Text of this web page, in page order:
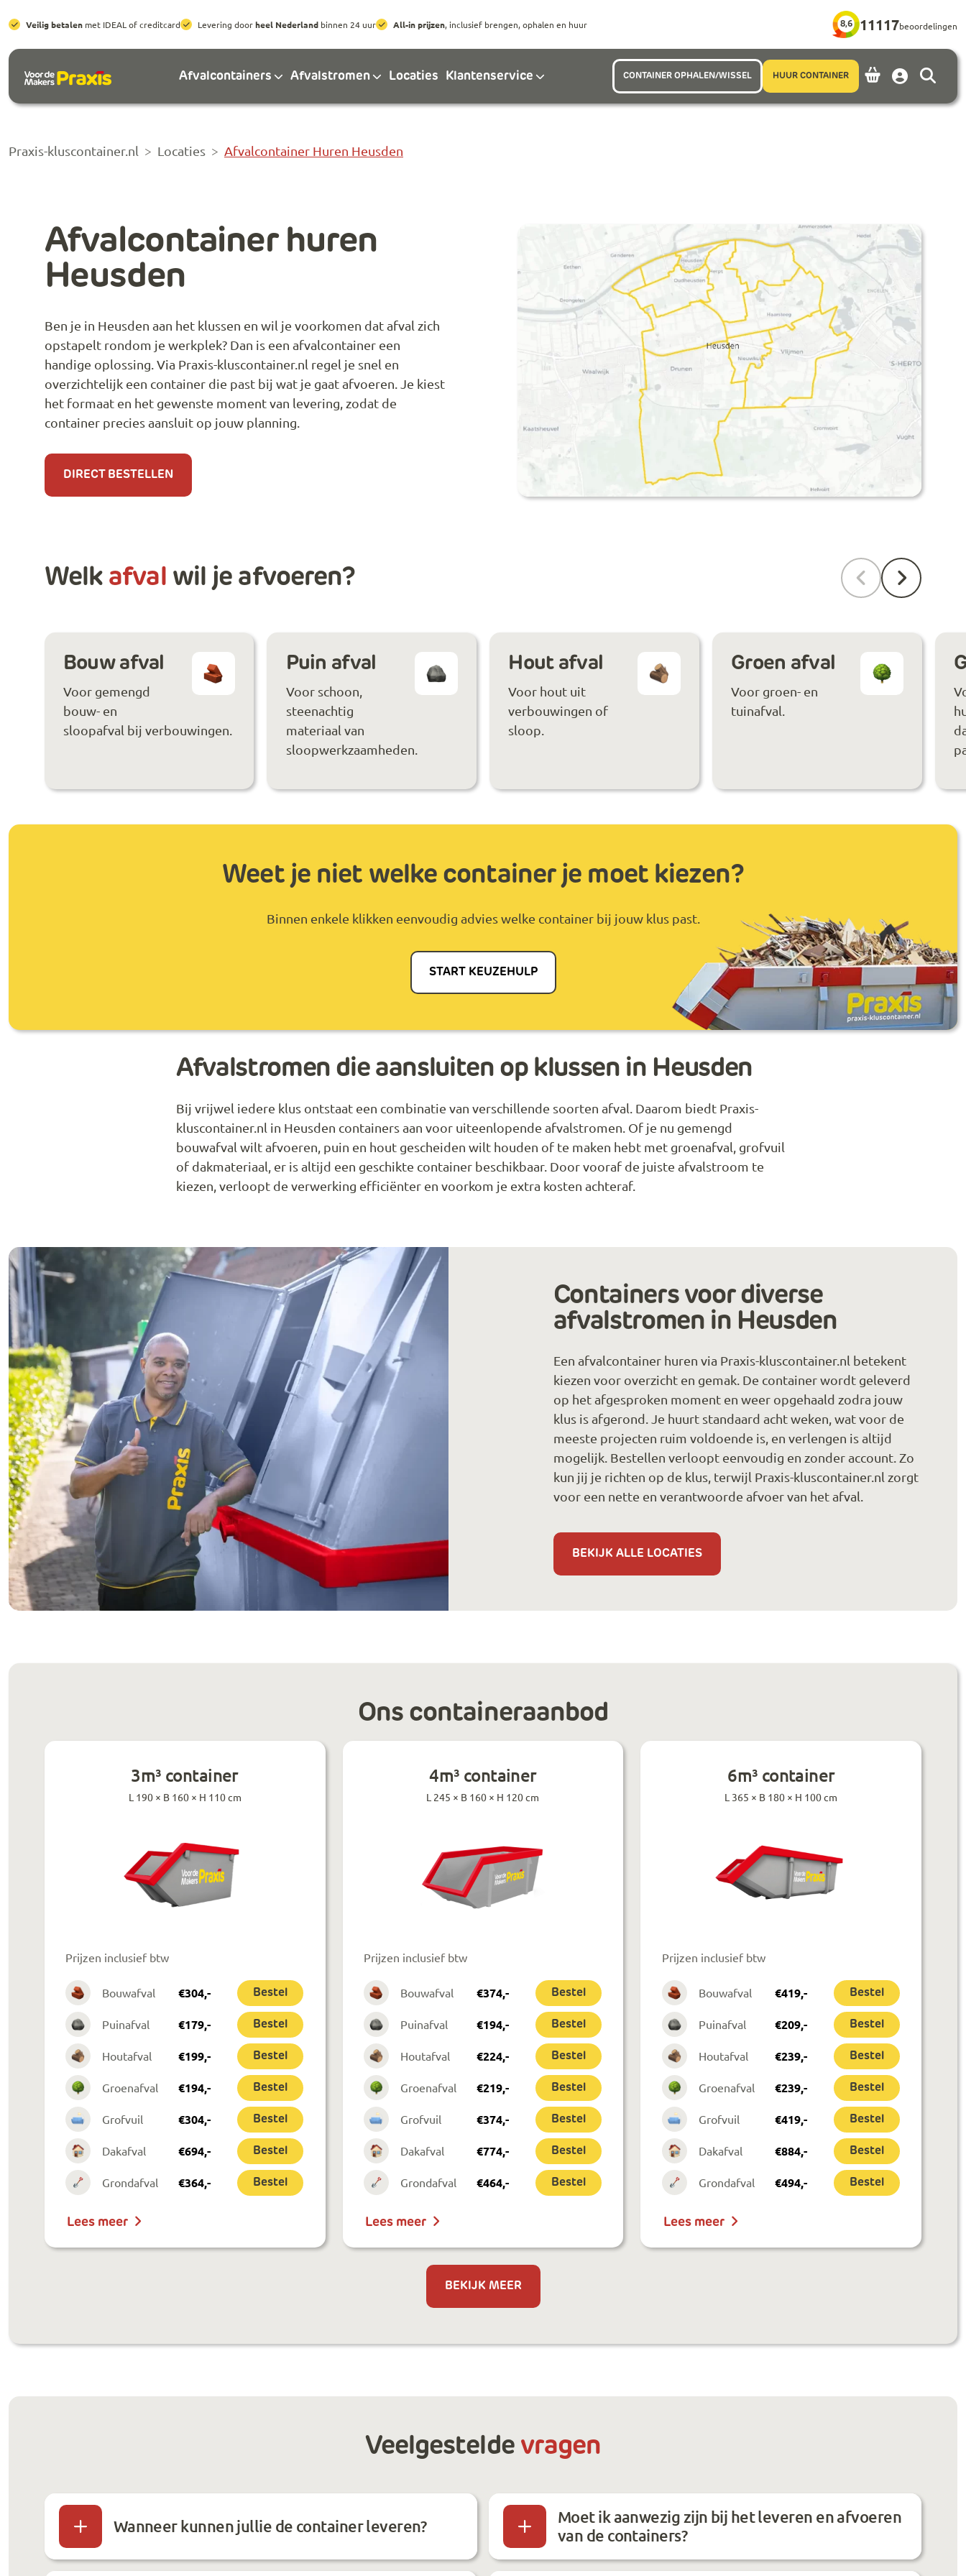
Veilig betalen met IDEAL of creditcard Levering doorheel Nederland binnen 24 uur All-in prijzen, inclusief brengen, ophalen en huur 8,6 11117beoordelingen
Afvalcontainers Afvalstromen Locaties Klantenservice CONTAINER OPHALEN/WISSEL HUUR CONTAINER Account
Praxis-kluscontainer.nl Locaties Afvalcontainer Huren Heusden
Afvalcontainer huren
Heusden
Ben je in Heusden aan het klussen en wil je voorkomen dat afval zich
opstapelt rondom je werkplek? Dan is een afvalcontainer een
handige oplossing. Via Praxis-kluscontainer.nl regel je snel en
overzichtelijk een container die past bij wat je gaat afvoeren. Je kiest
het formaat en het gewenste moment van levering, zodat de
container precies aansluit op jouw planning.
DIRECT BESTELLEN
Welk afval wil je afvoeren?
Bouw afval
Voor gemengd
bouw- en
sloopafval bij verbouwingen.
Puin afval
Voor schoon,
steenachtig
materiaal van
sloopwerkzaamheden.
Hout afval
Voor hout uit
verbouwingen of
sloop.
Groen afval
Voor groen- en
tuinafval.
Weet je niet welke container je moet kiezen?
Binnen enkele klikken eenvoudig advies welke container bij jouw klus past.
START KEUZEHULP
Afvalstromen die aansluiten op klussen in Heusden
Bij vrijwel iedere klus ontstaat een combinatie van verschillende soorten afval. Daarom biedt Praxis-
kluscontainer.nl in Heusden containers aan voor uiteenlopende afvalstromen. Of je nu gemengd
bouwafval wilt afvoeren, puin en hout gescheiden wilt houden of te maken hebt met groenafval, grofvuil
of dakmateriaal, er is altijd een geschikte container beschikbaar. Door vooraf de juiste afvalstroom te
kiezen, verloopt de verwerking efficiënter en voorkom je extra kosten achteraf.
Containers voor diverse
afvalstromen in Heusden
Een afvalcontainer huren via Praxis-kluscontainer.nl betekent
kiezen voor overzicht en gemak. De container wordt geleverd
op het afgesproken moment en weer opgehaald zodra jouw
klus is afgerond. Je huurt standaard acht weken, wat voor de
meeste projecten ruim voldoende is, en verlengen is altijd
mogelijk. Bestellen verloopt eenvoudig en zonder account. Zo
kun jij je richten op de klus, terwijl Praxis-kluscontainer.nl zorgt
voor een nette en verantwoorde afvoer van het afval.
BEKIJK ALLE LOCATIES
Ons containeraanbod
3m³ container
L 190 × B 160 × H 110 cm
Prijzen inclusief btw
Bouwafval €304,- Bestel
Puinafval €179,- Bestel
Houtafval €199,- Bestel
Groenafval €194,- Bestel
Grofvuil €304,- Bestel
Dakafval €694,- Bestel
Grondafval €364,- Bestel
Lees meer
4m³ container
L 245 × B 160 × H 120 cm
Prijzen inclusief btw
Bouwafval €374,- Bestel
Puinafval €194,- Bestel
Houtafval €224,- Bestel
Groenafval €219,- Bestel
Grofvuil €374,- Bestel
Dakafval €774,- Bestel
Grondafval €464,- Bestel
Lees meer
6m³ container
L 365 × B 180 × H 100 cm
Prijzen inclusief btw
Bouwafval €419,- Bestel
Puinafval €209,- Bestel
Houtafval €239,- Bestel
Groenafval €239,- Bestel
Grofvuil €419,- Bestel
Dakafval €884,- Bestel
Grondafval €494,- Bestel
Lees meer
BEKIJK MEER
Veelgestelde vragen
Wanneer kunnen jullie de container leveren?
Moet ik aanwezig zijn bij het leveren en afvoeren
van de containers?